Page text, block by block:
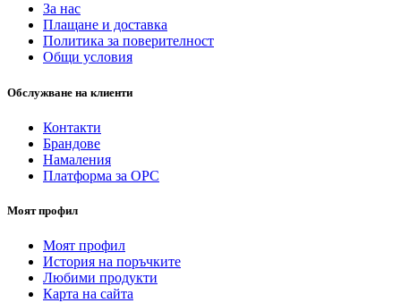
За нас
Плащане и доставка
Политика за поверителност
Общи условия
Обслужване на клиенти
Контакти
Брандове
Намаления
Платформа за ОРС
Моят профил
Моят профил
История на поръчките
Любими продукти
Карта на сайта